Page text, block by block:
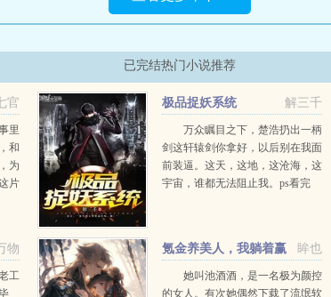
已完结热门小说推荐
官
里
和
为
片
解三千
极品捉妖系统
万众瞩目之下，楚浩扔出一柄
剑这轩辕剑你拿好，以后别在我面
前装逼。这天，这地，这沧海，这
宇宙，谁都无法阻止我。ps看完
物
工
眸也
氪金养美人，我躺着赢
麻了她叫池酒酒，是一名极为颜控
的女人。有次她偶然下载了流氓软